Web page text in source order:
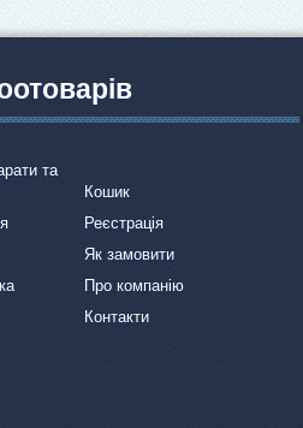
та
Кошик
Реєстрація
Як замовити
Про компанію
Контакти